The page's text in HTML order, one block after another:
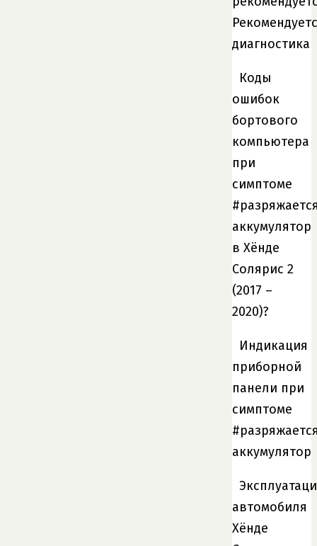
диагностика
Коды
ошибок
бортового
компьютера
при
симптоме
аккумулятор
в Хёнде
Солярис 2
(2017 –
2020)?
Индикация
приборной
панели при
симптоме
аккумулятор
автомобиля
Хёнде